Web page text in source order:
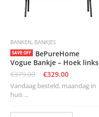
BANKEN, BANKJES
SAVE OFF
BePureHome
Vogue Bankje – Hoek links
€379.00 €329.00
Vandaag besteld, maandag in
huis ...